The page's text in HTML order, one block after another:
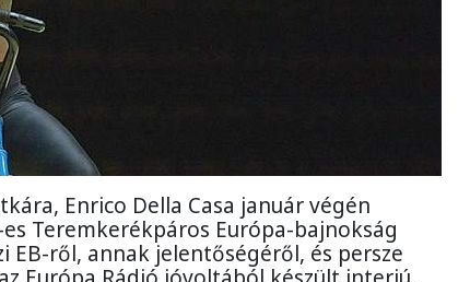
Enrico Della Casa január végén
Teremkerékpáros Európa-bajnokság
EB-ről, annak jelentőségéről, és persze